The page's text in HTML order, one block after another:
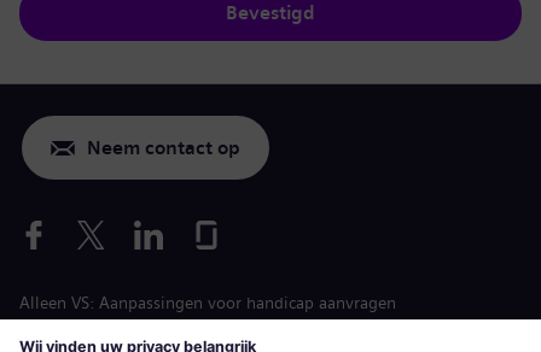
Bevestigd
Neem contact op
Alleen VS: Aanpassingen voor handicap aanvragen